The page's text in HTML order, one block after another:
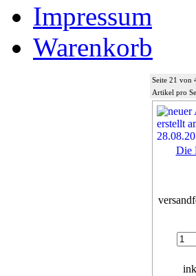
Impressum
Warenkorb
Seite 21 von
Artikel pro
Die